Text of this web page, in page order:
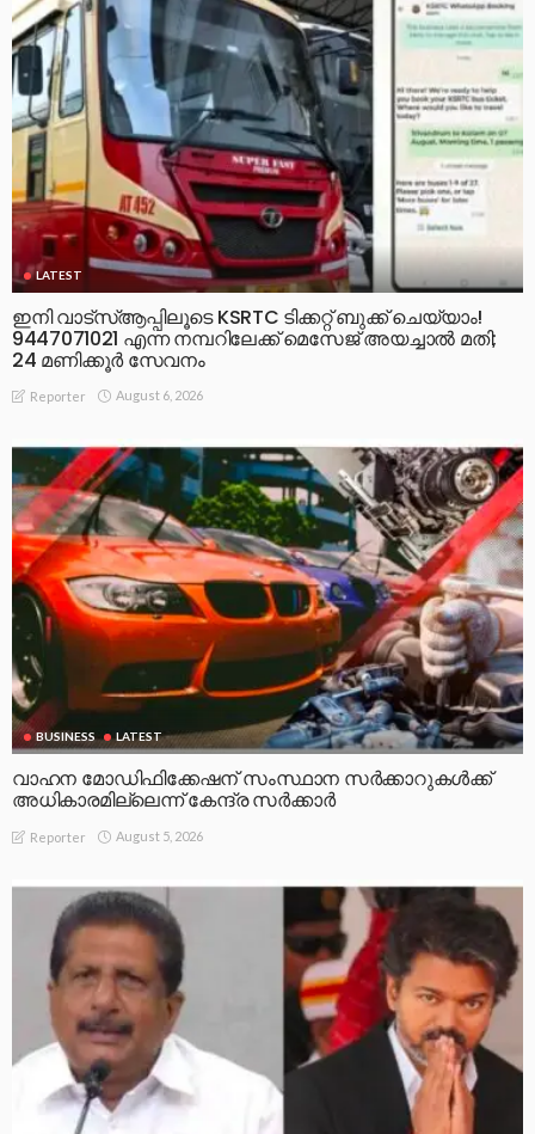
LATEST
ഇനി വാട്‌സ്ആപ്പിലൂടെ KSRTC ടിക്കറ്റ് ബുക്ക് ചെയ്യാം!
9447071021 എന്ന നമ്പറിലേക്ക് മെസേജ് അയച്ചാൽ മതി;
24 മണിക്കൂർ സേവനം
Reporter August 6, 2026
BUSINESS LATEST
വാഹന മോഡിഫിക്കേഷന് സംസ്ഥാന സർക്കാറുകൾക്ക്
അധികാരമില്ലെന്ന് കേന്ദ്ര സർക്കാർ
Reporter August 5, 2026